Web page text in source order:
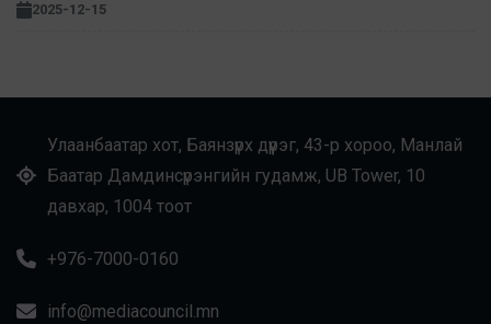
2025-12-15
Улаанбаатар хот, Баянзүрх дүүрэг, 43-р хороо, Манлай
Баатар Дамдинсүрэнгийн гудамж, UB Tower, 10
давхар, 1004 тоот
+976-7000-0160
info@mediacouncil.mn